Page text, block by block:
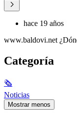
hace 19 años
www.baldovi.net
Categoría
🗞
Noticias
Mostrar menos